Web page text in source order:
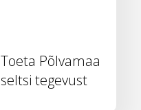
Toeta Põlvamaa
seltsi tegevust